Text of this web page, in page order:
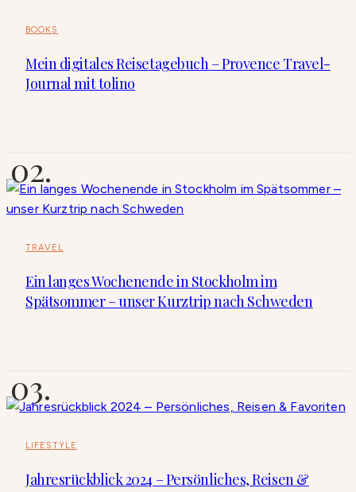
BOOKS
Mein digitales Reisetagebuch – Provence Travel-
Journal mit tolino
TRAVEL
Ein langes Wochenende in Stockholm im
Spätsommer – unser Kurztrip nach Schweden
LIFESTYLE
Jahresrückblick 2024 – Persönliches, Reisen &